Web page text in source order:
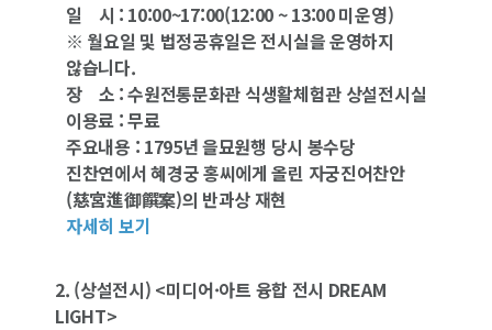
일 시 : 10:00~17:00(12:00 ~ 13:00 미운영)
※ 월요일 및 법정공휴일은 전시실을 운영하지
않습니다.
장 소 : 수원전통문화관 식생활체험관 상설전시실
이용료 : 무료
주요내용 : 1795년 을묘원행 당시 봉수당
진찬연에서 혜경궁 홍씨에게 올린 자궁진어찬안
(慈宮進御饌案)의 반과상 재현
자세히 보기
2. (상설전시) <미디어·아트 융합 전시 DREAM
LIGHT>